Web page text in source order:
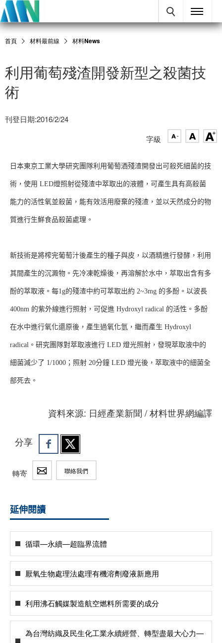
首頁 材料最前線 材料News
利用葡萄殘渣開發新型之殺菌技
術
刊登日期:2016/2/24
字級
日本東京工業大學研究團隊利用葡萄酒殘渣開發出可殺死細菌的技
術，使用 LED燈照射從殘渣中萃取出的液體，可產生具有高殺菌
能力的活性氧並殺菌，能有效活用廢棄的殘渣，並以天然成分的物
質進行生鮮食品殺菌處理。
新技術是將榨完葡萄汁後產生的種子與皮，以酒精進行發酵，利用
其間產生的沉澱物。先冷凍乾燥後，再溶解於水中，萃取出含有多
酚的萃取液。每1g的殘渣中約可萃取出約 2~3mg 的多酚。以波長
400nm 的紫外線進行照射，可促進 Hydroxyl radical 的活性。多酚
在水中進行氧化還原後，產生過氧化氫，繼而產生 Hydroxyl
radical。研究團隊對萃取液進行 LED 燈光照射，發現萃取液中的
細菌減少了 1/1000；照射 20分鐘 LED 燈光後，萃取液中的細菌全
部死去。
資料來源: 日經產業新聞 / 材料世界網編譯
分享
轉寄 聯絡我們
延伸閱讀
循環—永續—超臨界流體
厭氧生物處理法處理有機溶劑廢液新應用
利用沸石觸媒製造航空燃料所需要的成分
為台灣紡織及民生化工業永續經營、轉型盡最大心力—